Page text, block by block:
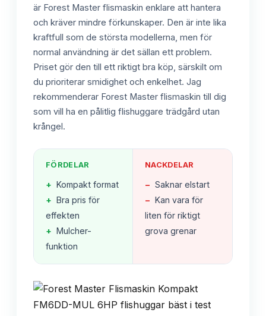
är Forest Master flismaskin enklare att hantera
och kräver mindre förkunskaper. Den är inte lika
kraftfull som de största modellerna, men för
normal användning är det sällan ett problem.
Priset gör den till ett riktigt bra köp, särskilt om
du prioriterar smidighet och enkelhet. Jag
rekommenderar Forest Master flismaskin till dig
som vill ha en pålitlig flishuggare trädgård utan
krångel.
FÖRDELAR
+ Kompakt format
+ Bra pris för
effekten
+ Mulcher-
funktion
NACKDELAR
− Saknar elstart
− Kan vara för
liten för riktigt
grova grenar